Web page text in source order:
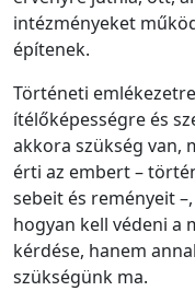
intézményeket
építenek.
Történeti
ítélőképességre és
akkora szükség van,
érti az embert –
sebeit és reményeit
hogyan kell védeni a
kérdése, hanem
szükségünk ma.